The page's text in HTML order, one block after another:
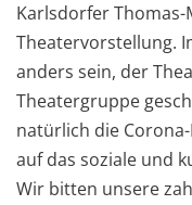
Karlsdorfer
Theatervorstellung.
anders sein, der
Theatergruppe
natürlich die
auf das soziale und
Wir bitten unsere